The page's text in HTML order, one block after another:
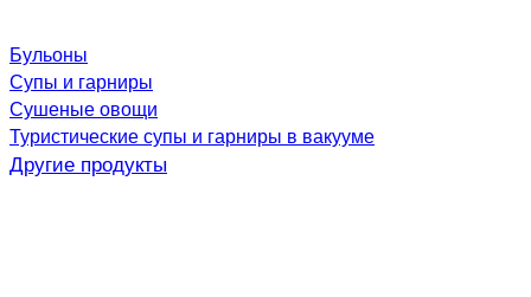
Бульоны
Супы и гарниры
Сушеные овощи
Туристические супы и гарниры в вакууме
Другие продукты